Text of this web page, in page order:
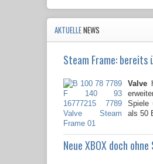
AKTUELLENEWS
Steam Frame:
Valve
Spiele
als 50
Neue XBOX doch